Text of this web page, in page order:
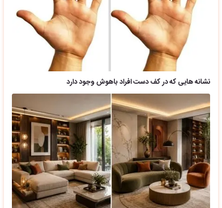
نشانه هایی که در کف دست افراد باهوش وجود دارد